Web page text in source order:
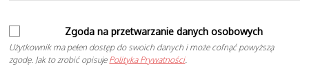
Zgoda na przetwarzanie danych osobowych
Użytkownik ma pełen dostęp do swoich danych i może cofnąć powyższą
zgodę. Jak to zrobić opisuje Polityka Prywatności.